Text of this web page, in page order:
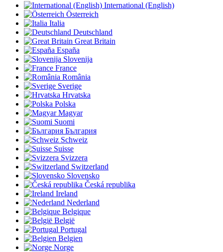
International (English)
Österreich
Italia
Deutschland
Great Britain
España
Slovenija
France
România
Sverige
Hrvatska
Polska
Magyar
Suomi
България
Schweiz
Suisse
Svizzera
Switzerland
Slovensko
Česká republika
Ireland
Nederland
Belgique
België
Portugal
Belgien
Norge